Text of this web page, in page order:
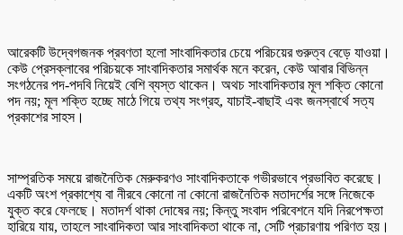
আরেকটি উদ্বেগজনক প্রবণতা হলো সাংবাদিকতার চেয়ে পরিচয়ের গুরুত্ব বেড়ে যাওয়া।
কেউ প্রেসক্লাবের পরিচয়কে সাংবাদিকতার সমার্থক মনে করেন, কেউ আবার বিভিন্ন
সংগঠনের পদ-পদবি নিয়েই বেশি ব্যস্ত থাকেন। অথচ সাংবাদিকতার মূল শক্তি কোনো
পদ নয়; মূল শক্তি হচ্ছে মাঠে গিয়ে তথ্য সংগ্রহ, যাচাই-বাছাই এবং জনস্বার্থে সত্য
প্রকাশের সাহস।
সাম্প্রতিক সময়ে রাজনৈতিক মেরুকরণও সাংবাদিকতাকে গভীরভাবে প্রভাবিত করেছে।
একটি অংশ প্রকাশ্যে বা নীরবে কোনো না কোনো রাজনৈতিক মতাদর্শের সঙ্গে নিজেকে
যুক্ত করে ফেলছে। মতাদর্শ থাকা দোষের নয়; কিন্তু সংবাদ পরিবেশনে যদি নিরপেক্ষতা
হারিয়ে যায়, তাহলে সাংবাদিকতা আর সাংবাদিকতা থাকে না, সেটি প্রচারণায় পরিণত হয়।